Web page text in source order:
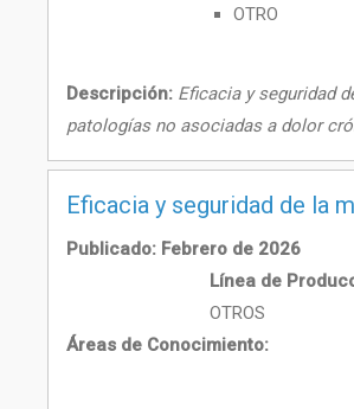
OTRO
Descripción: Eficacia y seguridad
patologías no asociadas a dolor
Eficacia y seguridad de la
Publicado: Febrero de 2026
Línea de
OTROS
Áreas de Conocimiento: